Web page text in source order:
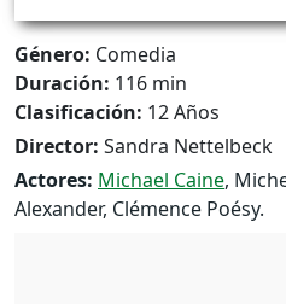
Género: Comedia
Duración: 116 min
Clasificación: 12 Años
Director: Sandra Nettelbeck
Actores: Michael Caine,
Alexander, Clémence Poésy.